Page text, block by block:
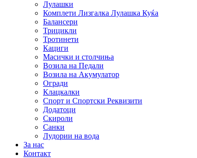
Лулашки
Комплети Лизгалка Лулашка Куќа
Балансери
Трицикли
Тротинети
Кациги
Mасички и столчиња
Возила на Педали
Возила на Акумулатор
Огради
Клацкалки
Спорт и Спортски Реквизити
Додатоци
Скироли
Санки
Лудории на вода
За нас
Контакт